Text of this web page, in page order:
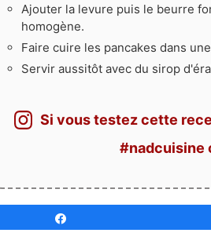
Ajouter la levure puis le beurre
homogène.
Faire cuire les pancakes dans
Servir aussitôt avec du sirop
Si vous testez cette
#nadcuisine